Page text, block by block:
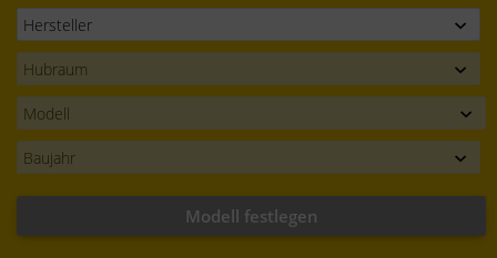
Modell festlegen